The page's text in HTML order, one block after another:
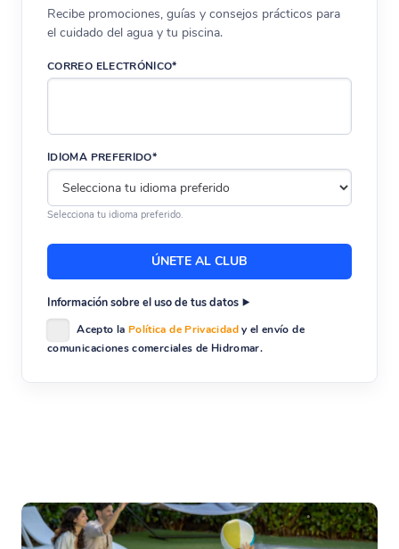
Recibe promociones, guías y consejos prácticos para
el cuidado del agua y tu piscina.
CORREO ELECTRÓNICO*
IDIOMA PREFERIDO*
Selecciona tu idioma preferido.
Información sobre el uso de tus datos
Acepto la Política de Privacidady el envío de
comunicaciones comerciales de Hidromar.